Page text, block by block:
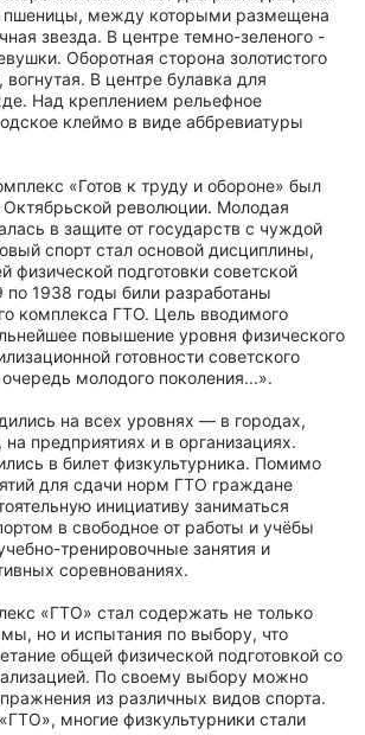
пшеницы, между которыми размещена
звезда. В центре темно-зеленого -
Оборотная сторона золотистого
В центре булавка для
Над креплением рельефное
клеймо в виде аббревиатуры
«Готов к труду и обороне» был
Октябрьской революции. Молодая
в защите от государств с чуждой
спорт стал основой дисциплины,
физической подготовки советской
1938 годы били разработаны
комплекса ГТО. Цель вводимого
повышение уровня физического
готовности советского
молодого поколения...».
на всех уровнях — в городах,
предприятиях и в организациях.
в билет физкультурника. Помимо
для сдачи норм ГТО граждане
инициативу заниматься
в свободное от работы и учёбы
тренировочные занятия и
соревнованиях.
«ГТО» стал содержать не только
но и испытания по выбору, что
общей физической подготовкой со
По своему выбору можно
из различных видов спорта.
многие физкультурники стали